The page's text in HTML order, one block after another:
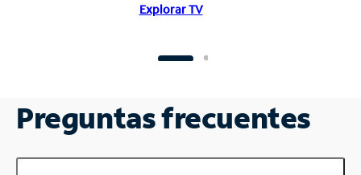
Explorar TV
Preguntas frecuentes